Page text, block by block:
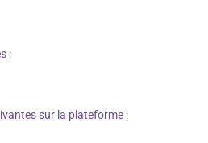
:
sur la plateforme :